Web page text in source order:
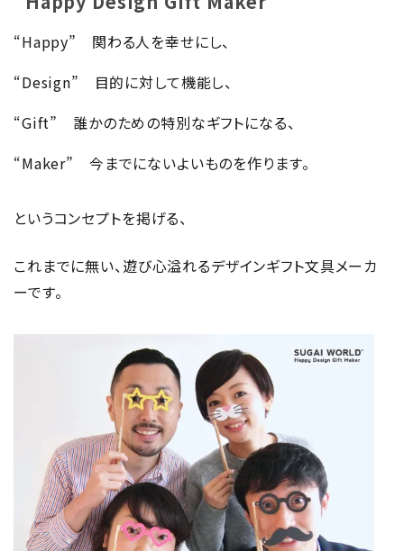
“Happy” 関わる人を幸せにし、
“Design” 目的に対して機能し、
“Gift” 誰かのための特別なギフトになる、
“Maker” 今までにないよいものを作ります。
というコンセプトを掲げる、
これまでに無い、遊び心溢れるデザインギフト文具メーカ
ーです。